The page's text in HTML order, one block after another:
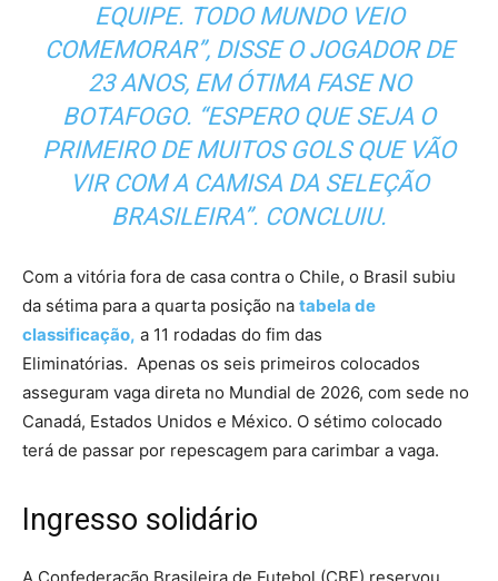
EQUIPE. TODO MUNDO VEIO
COMEMORAR”, DISSE O JOGADOR DE
23 ANOS, EM ÓTIMA FASE NO
BOTAFOGO. “ESPERO QUE SEJA O
PRIMEIRO DE MUITOS GOLS QUE VÃO
VIR COM A CAMISA DA SELEÇÃO
BRASILEIRA”. CONCLUIU.
Com a vitória fora de casa contra o Chile, o Brasil subiu
da sétima para a quarta posição na tabela de
classificação, a 11 rodadas do fim das
Eliminatórias. Apenas os seis primeiros colocados
asseguram vaga direta no Mundial de 2026, com sede no
Canadá, Estados Unidos e México. O sétimo colocado
terá de passar por repescagem para carimbar a vaga.
Ingresso solidário